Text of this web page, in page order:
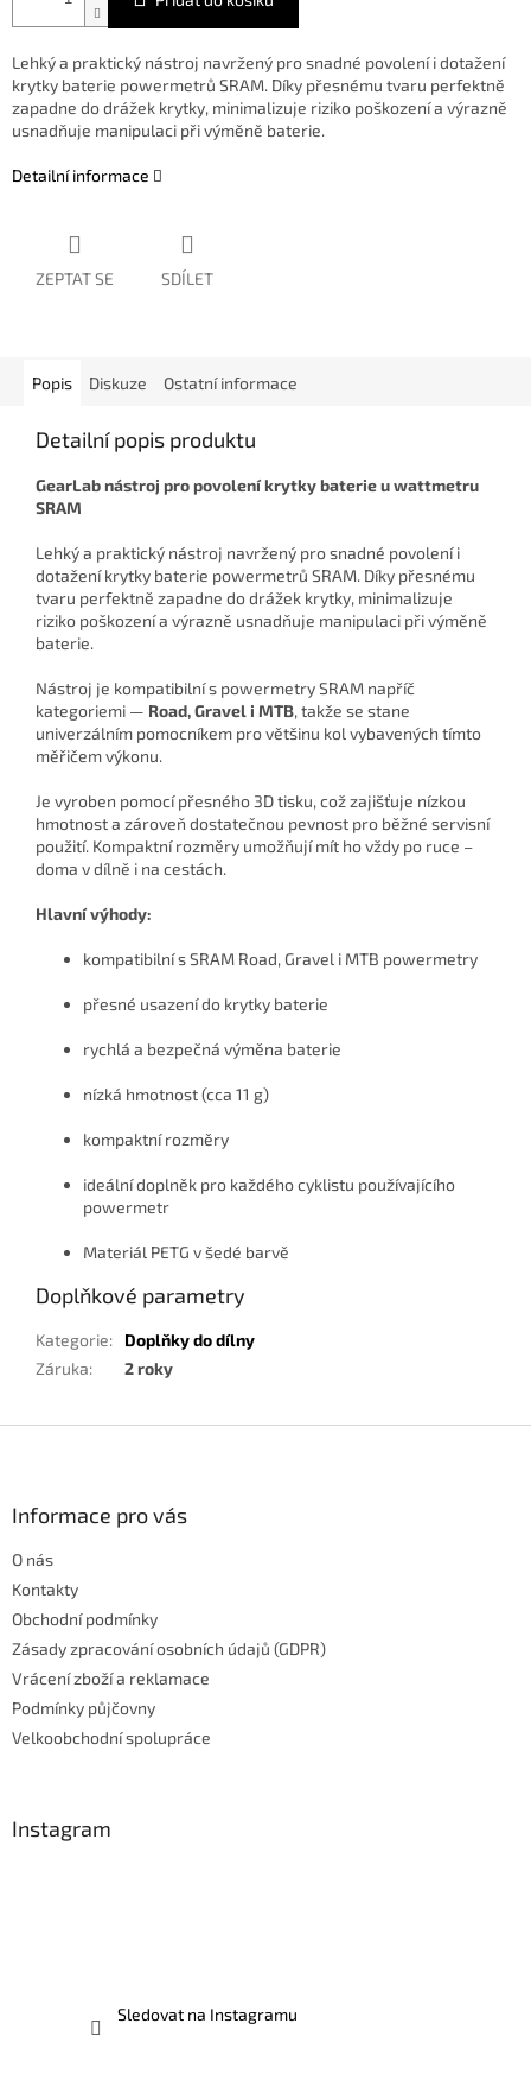
Lehký a praktický nástroj navržený pro snadné povolení i dotažení
krytky baterie powermetrů SRAM. Díky přesnému tvaru perfektně
zapadne do drážek krytky, minimalizuje riziko poškození a výrazně
usnadňuje manipulaci při výměně baterie.
Detailní informace
ZEPTAT SE SDÍLET
Popis Diskuze Ostatní informace
Detailní popis produktu
GearLab nástroj pro povolení krytky baterie u wattmetru
SRAM
Lehký a praktický nástroj navržený pro snadné povolení i
dotažení krytky baterie powermetrů SRAM. Díky přesnému
tvaru perfektně zapadne do drážek krytky, minimalizuje
riziko poškození a výrazně usnadňuje manipulaci při výměně
baterie.
Nástroj je kompatibilní s powermetry SRAM napříč
kategoriemi — Road, Gravel i MTB, takže se stane
univerzálním pomocníkem pro většinu kol vybavených tímto
měřičem výkonu.
Je vyroben pomocí přesného 3D tisku, což zajišťuje nízkou
hmotnost a zároveň dostatečnou pevnost pro běžné servisní
použití. Kompaktní rozměry umožňují mít ho vždy po ruce –
doma v dílně i na cestách.
Hlavní výhody:
kompatibilní s SRAM Road, Gravel i MTB powermetry
přesné usazení do krytky baterie
rychlá a bezpečná výměna baterie
nízká hmotnost (cca 11 g)
kompaktní rozměry
ideální doplněk pro každého cyklistu používajícího
powermetr
Materiál PETG v šedé barvě
Doplňkové parametry
Kategorie:
Doplňky do dílny
Záruka: 2 roky
Informace pro vás
O nás
Kontakty
Obchodní podmínky
Zásady zpracování osobních údajů (GDPR)
Vrácení zboží a reklamace
Podmínky půjčovny
Velkoobchodní spolupráce
Instagram
Sledovat na Instagramu